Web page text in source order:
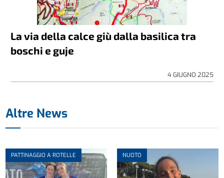
La via della calce giù dalla basilica tra
boschi e guje
4 GIUGNO 2025
Altre News
PATTINAGGIO A ROTELLE NUOTO